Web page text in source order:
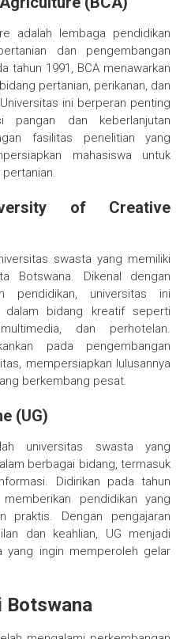
adalah lembaga pendidikan
dan pengembangan
tahun 1991, BCA menawarkan
pertanian, perikanan, dan
ini berperan penting
pangan dan keberlanjutan
fasilitas penelitian yang
mahasiswa untuk
of Creative
swasta yang memiliki
Botswana. Dikenal dengan
pendidikan, universitas ini
dalam bidang kreatif seperti
dan perhotelan.
pada pengembangan
mempersiapkan lulusannya
berkembang pesat.
(UG)
universitas swasta yang
berbagai bidang, termasuk
Didirikan pada tahun
pendidikan yang
praktis. Dengan pengajaran
dan keahlian, UG menjadi
yang ingin memperoleh gelar
Botswana